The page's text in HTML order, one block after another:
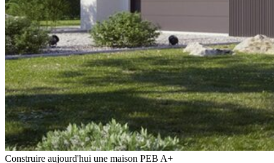
Construire aujourd'hui une maison PEB A+